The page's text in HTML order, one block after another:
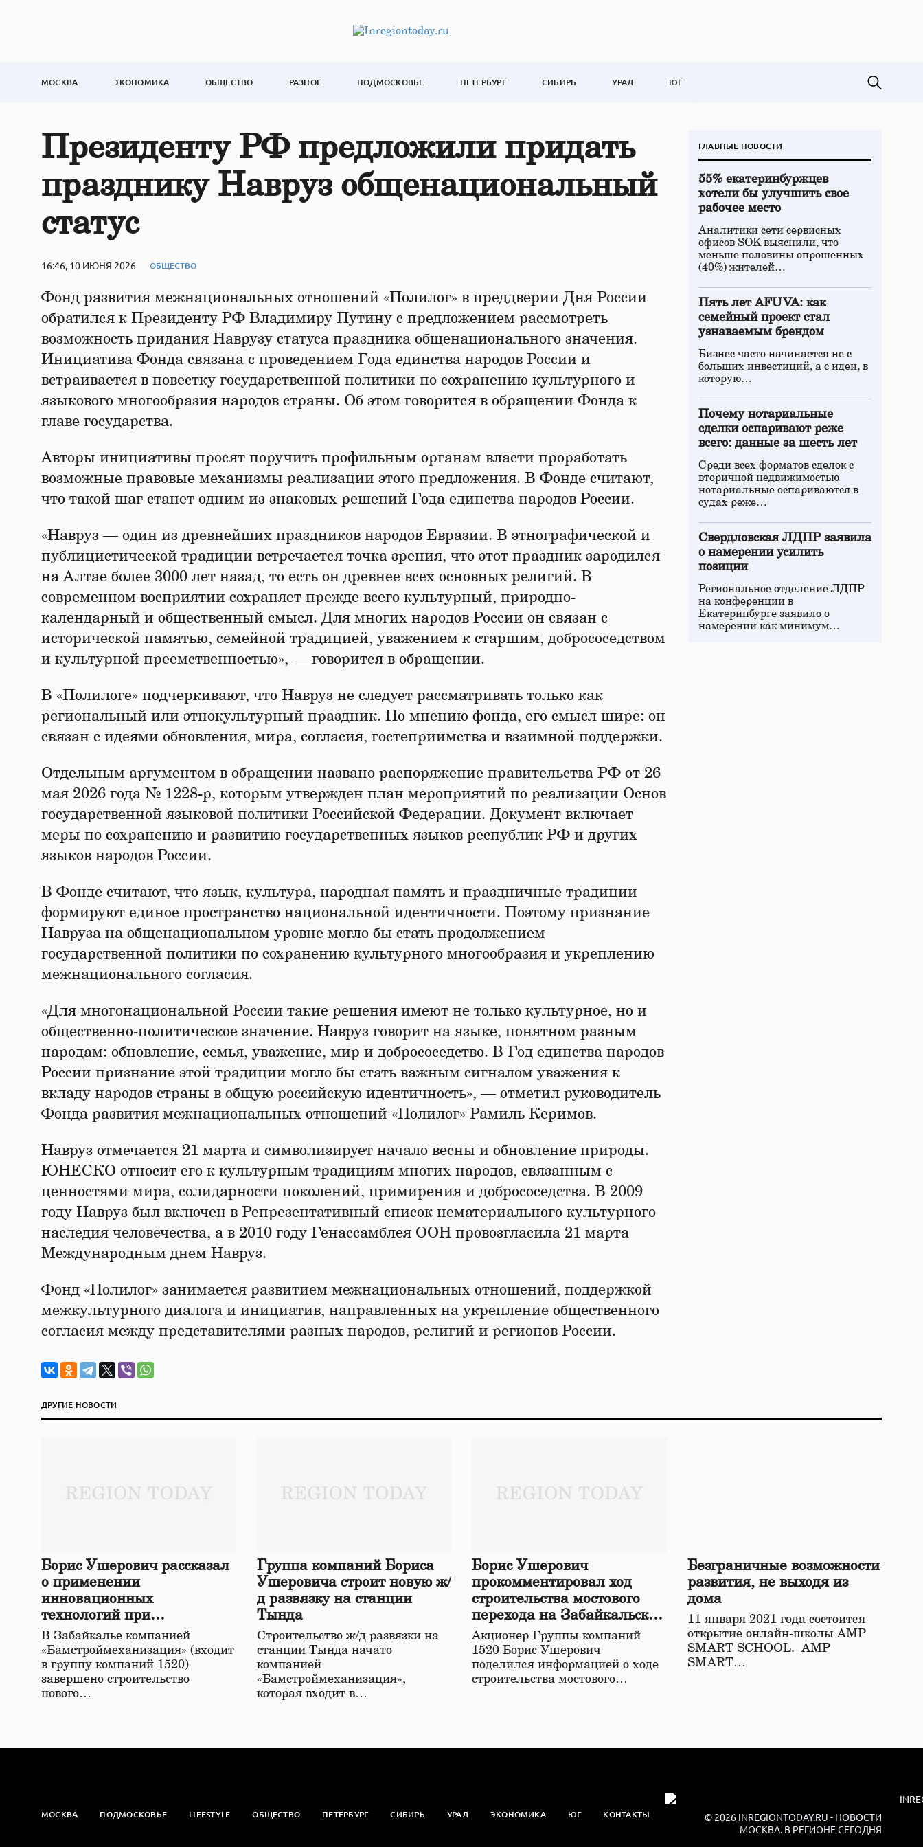
МОСКВА ЭКОНОМИКА ОБЩЕСТВО РАЗНОЕ ПОДМОСКОВЬЕ ПЕТЕРБУРГ СИБИРЬ УРАЛ ЮГ
Президенту РФ предложили придать
празднику Навруз общенациональный
статус
16:46, 10 ИЮНЯ 2026 ОБЩЕСТВО
Фонд развития межнациональных отношений «Полилог» в преддверии Дня России
обратился к Президенту РФ Владимиру Путину с предложением рассмотреть
возможность придания Наврузу статуса праздника общенационального значения.
Инициатива Фонда связана с проведением Года единства народов России и
встраивается в повестку государственной политики по сохранению культурного и
языкового многообразия народов страны. Об этом говорится в обращении Фонда к
главе государства.
Авторы инициативы просят поручить профильным органам власти проработать
возможные правовые механизмы реализации этого предложения. В Фонде считают,
что такой шаг станет одним из знаковых решений Года единства народов России.
«Навруз — один из древнейших праздников народов Евразии. В этнографической и
публицистической традиции встречается точка зрения, что этот праздник зародился
на Алтае более 3000 лет назад, то есть он древнее всех основных религий. В
современном восприятии сохраняет прежде всего культурный, природно-
календарный и общественный смысл. Для многих народов России он связан с
исторической памятью, семейной традицией, уважением к старшим, добрососедством
и культурной преемственностью», — говорится в обращении.
В «Полилоге» подчеркивают, что Навруз не следует рассматривать только как
региональный или этнокультурный праздник. По мнению фонда, его смысл шире: он
связан с идеями обновления, мира, согласия, гостеприимства и взаимной поддержки.
Отдельным аргументом в обращении названо распоряжение правительства РФ от 26
мая 2026 года № 1228-р, которым утвержден план мероприятий по реализации Основ
государственной языковой политики Российской Федерации. Документ включает
меры по сохранению и развитию государственных языков республик РФ и других
языков народов России.
В Фонде считают, что язык, культура, народная память и праздничные традиции
формируют единое пространство национальной идентичности. Поэтому признание
Навруза на общенациональном уровне могло бы стать продолжением
государственной политики по сохранению культурного многообразия и укреплению
межнационального согласия.
«Для многонациональной России такие решения имеют не только культурное, но и
общественно-политическое значение. Навруз говорит на языке, понятном разным
народам: обновление, семья, уважение, мир и добрососедство. В Год единства народов
России признание этой традиции могло бы стать важным сигналом уважения к
вкладу народов страны в общую российскую идентичность», — отметил руководитель
Фонда развития межнациональных отношений «Полилог» Рамиль Керимов.
Навруз отмечается 21 марта и символизирует начало весны и обновление природы.
ЮНЕСКО относит его к культурным традициям многих народов, связанным с
ценностями мира, солидарности поколений, примирения и добрососедства. В 2009
году Навруз был включен в Репрезентативный список нематериального культурного
наследия человечества, а в 2010 году Генассамблея ООН провозгласила 21 марта
Международным днем Навруз.
Фонд «Полилог» занимается развитием межнациональных отношений, поддержкой
межкультурного диалога и инициатив, направленных на укрепление общественного
согласия между представителями разных народов, религий и регионов России.
ГЛАВНЫЕ НОВОСТИ
55% екатеринбуржцев
хотели бы улучшить свое
рабочее место
Аналитики сети сервисных
офисов SOK выяснили, что
меньше половины опрошенных
(40%) жителей…
Пять лет AFUVA: как
семейный проект стал
узнаваемым брендом
Бизнес часто начинается не с
больших инвестиций, а с идеи, в
которую…
Почему нотариальные
сделки оспаривают реже
всего: данные за шесть лет
Среди всех форматов сделок с
вторичной недвижимостью
нотариальные оспариваются в
судах реже…
Свердловская ЛДПР заявила
о намерении усилить
позиции
Региональное отделение ЛДПР
на конференции в
Екатеринбурге заявило о
намерении как минимум…
ДРУГИЕ НОВОСТИ
Борис Ушерович рассказал
о применении
инновационных
технологий при
строительстве нового моста
в Забайкалье
В Забайкалье компанией
«Бамстроймеханизация» (входит
в группу компаний 1520)
завершено строительство
нового…
Группа компаний Бориса
Ушеровича строит новую ж/
д развязку на станции
Тында
Строительство ж/д развязки на
станции Тында начато
компанией
«Бамстроймеханизация»,
которая входит в…
Борис Ушерович
прокомментировал ход
строительства мостового
перехода на Забайкальской
железной дороге
Акционер Группы компаний
1520 Борис Ушерович
поделился информацией о ходе
строительства мостового…
Безграничные возможности
развития, не выходя из
дома
11 января 2021 года состоится
открытие онлайн-школы АМР
SMART SCHOOL. АМР
SMART…
МОСКВА ПОДМОСКОВЬЕ LIFESTYLE ОБЩЕСТВО ПЕТЕРБУРГ СИБИРЬ УРАЛ ЭКОНОМИКА ЮГ КОНТАКТЫ © 2026 INREGIONTODAY.RU - НОВОСТИ
МОСКВА. В РЕГИОНЕ СЕГОДНЯ